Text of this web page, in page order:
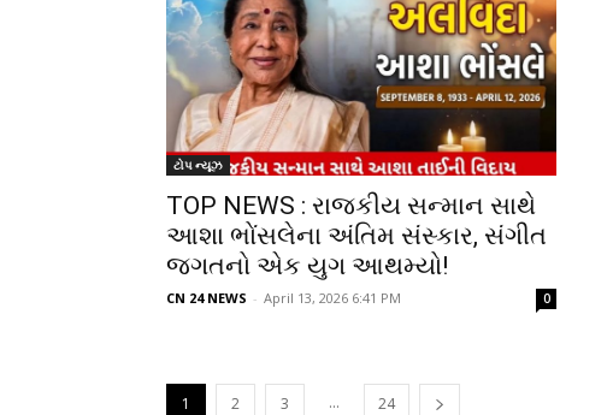
ટોપ ન્યૂઝ
TOP NEWS : રાજકીય સન્માન સાથે
આશા ભોંસલેના અંતિમ સંસ્કાર, સંગીત
જગતનો એક યુગ આથમ્યો!
CN 24 NEWS - April 13, 2026 6:41 PM 0
1 2 3 ... 24